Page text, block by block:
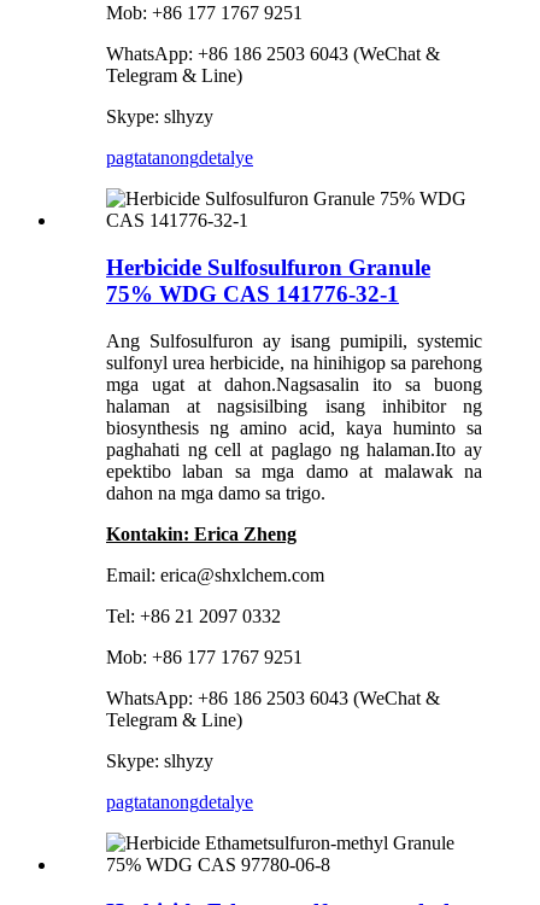
Mob: +86 177 1767 9251
WhatsApp: +86 186 2503 6043 (WeChat &
Telegram & Line)
Skype: slhyzy
pagtatanongdetalye
Herbicide Sulfosulfuron Granule
75% WDG CAS 141776-32-1
Ang Sulfosulfuron ay isang pumipili, systemic
sulfonyl urea herbicide, na hinihigop sa parehong
mga ugat at dahon.Nagsasalin ito sa buong
halaman at nagsisilbing isang inhibitor ng
biosynthesis ng amino acid, kaya huminto sa
paghahati ng cell at paglago ng halaman.Ito ay
epektibo laban sa mga damo at malawak na
dahon na mga damo sa trigo.
Kontakin: Erica Zheng
Email: erica@shxlchem.com
Tel: +86 21 2097 0332
Mob: +86 177 1767 9251
WhatsApp: +86 186 2503 6043 (WeChat &
Telegram & Line)
Skype: slhyzy
pagtatanongdetalye